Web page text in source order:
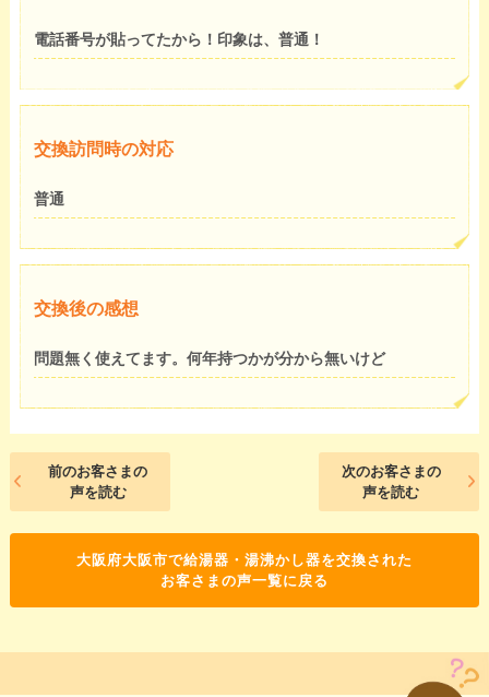
電話番号が貼ってたから！印象は、普通！
交換訪問時の対応
普通
交換後の感想
問題無く使えてます。何年持つかが分から無いけど
前のお客さまの
声を読む
次のお客さまの
声を読む
大阪府大阪市で給湯器・湯沸かし器を交換された
お客さまの声一覧に戻る